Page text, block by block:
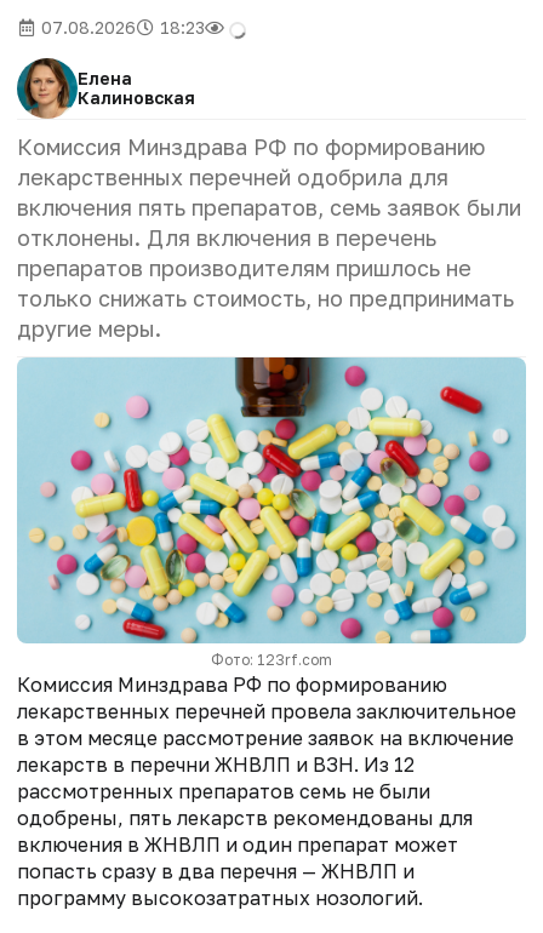
07.08.2026 18:23
Елена
Калиновская
Комиссия Минздрава РФ по формированию
лекарственных перечней одобрила для
включения пять препаратов, семь заявок были
отклонены. Для включения в перечень
препаратов производителям пришлось не
только снижать стоимость, но предпринимать
другие меры.
Фото: 123rf.com
Комиссия Минздрава РФ по формированию
лекарственных перечней провела заключительное
в этом месяце рассмотрение заявок на включение
лекарств в перечни ЖНВЛП и ВЗН. Из 12
рассмотренных препаратов семь не были
одобрены, пять лекарств рекомендованы для
включения в ЖНВЛП и один препарат может
попасть сразу в два перечня — ЖНВЛП и
программу высокозатратных нозологий.